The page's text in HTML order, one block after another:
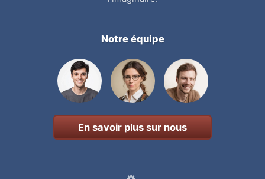
Notre équipe
En savoir plus sur nous